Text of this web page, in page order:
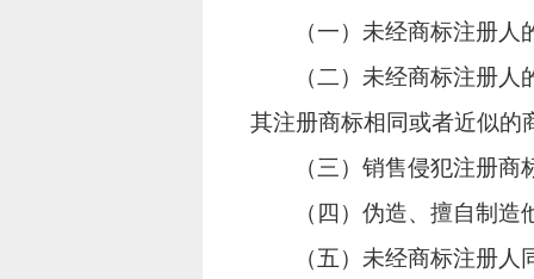
（一）未经商标注册
（二）未经商标注册
其注册商标相同或者近似的
（三）销售侵犯注册
（四）伪造、擅自制
（五）未经商标注册